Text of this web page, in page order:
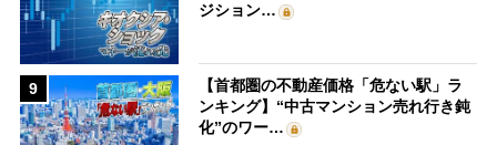
ジション…
9
【首都圏の不動産価格「危ない駅」ラ
ンキング】“中古マンション売れ行き鈍
化”のワー…